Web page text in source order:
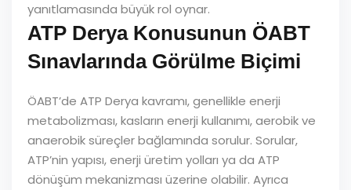
yanıtlamasında büyük rol oynar.
ATP Derya Konusunun ÖABT
Sınavlarında Görülme Biçimi
ÖABT’de ATP Derya kavramı, genellikle enerji
metabolizması, kasların enerji kullanımı, aerobik ve
anaerobik süreçler bağlamında sorulur. Sorular,
ATP’nin yapısı, enerji üretim yolları ya da ATP
dönüşüm mekanizması üzerine olabilir. Ayrıca